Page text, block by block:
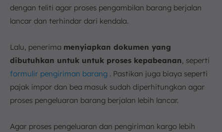
dengan teliti agar proses pengambilan barang berjalan
lancar dan terhindar dari kendala.
Lalu, penerima menyiapkan dokumen yang
dibutuhkan untuk untuk proses kepabeanan, seperti
formulir pengiriman barang . Pastikan juga biaya seperti
pajak impor dan bea masuk sudah diperhitungkan agar
proses pengeluaran barang berjalan lebih lancar.
Agar proses pengeluaran dan pengiriman kargo lebih